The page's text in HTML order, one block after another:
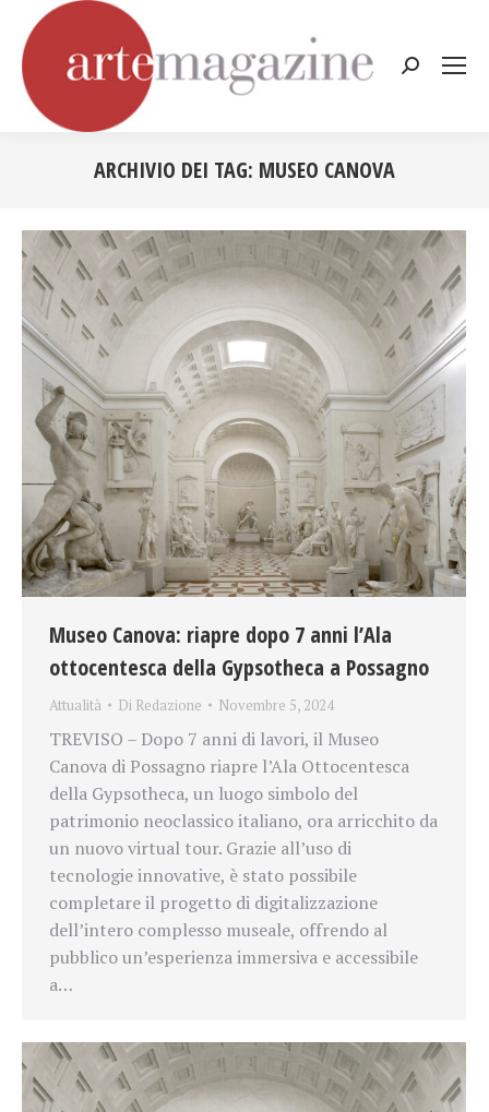
Cerca:
ARCHIVIO DEI TAG: MUSEO CANOVA
Museo Canova: riapre dopo 7 anni l’Ala
ottocentesca della Gypsotheca a Possagno
Attualità Di Redazione Novembre 5, 2024
TREVISO – Dopo 7 anni di lavori, il Museo
Canova di Possagno riapre l’Ala Ottocentesca
della Gypsotheca, un luogo simbolo del
patrimonio neoclassico italiano, ora arricchito da
un nuovo virtual tour. Grazie all’uso di
tecnologie innovative, è stato possibile
completare il progetto di digitalizzazione
dell’intero complesso museale, offrendo al
pubblico un’esperienza immersiva e accessibile
a…